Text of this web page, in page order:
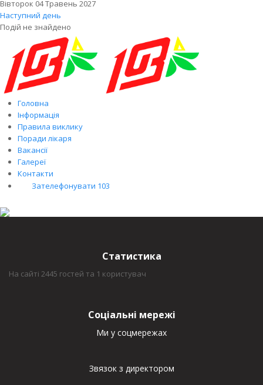
Вівторок 04 Травень 2027
Наступний день
Подій не знайдено
Головна
Інформація
Правила виклику
Поради лікаря
Вакансії
Галереї
Контакти
Зателефонувати 103
Статистика
На сайті 2445 гостей та 1 користувач
Соціальні мережі
Ми у соцмережах
Звязок з директором